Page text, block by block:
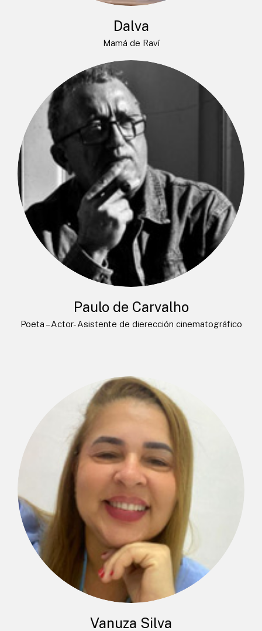
Dalva
Mamá de Raví
Paulo de Carvalho
Poeta – Actor- Asistente de dierección cinematográfico
Vanuza Silva